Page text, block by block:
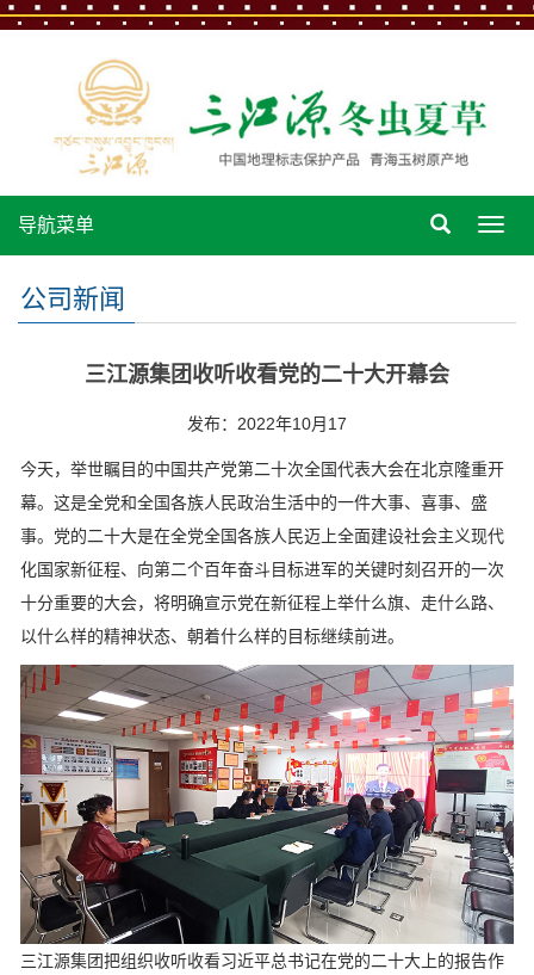
导
导航菜单
公司新闻
三江源集团收听收看党的二十大开幕会
发布：2022年10月17
今天，举世瞩目的中国共产党第二十次全国代表大会在北京隆重开
幕。这是全党和全国各族人民政治生活中的一件大事、喜事、盛
事。党的二十大是在全党全国各族人民迈上全面建设社会主义现代
化国家新征程、向第二个百年奋斗目标进军的关键时刻召开的一次
十分重要的大会，将明确宣示党在新征程上举什么旗、走什么路、
以什么样的精神状态、朝着什么样的目标继续前进。
三江源集团把组织收听收看习近平总书记在党的二十大上的报告作